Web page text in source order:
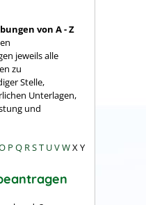
von A - Z
jeweils alle
zu
Stelle,
Unterlagen,
und
P Q RST UVWX Y